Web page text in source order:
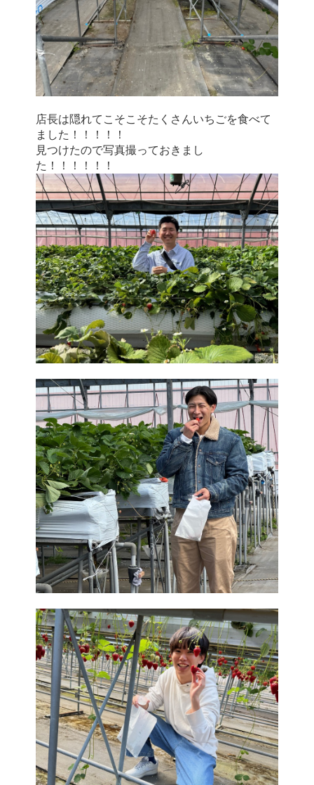
店長は隠れてこそこそたくさんいちごを食べて
ました！！！！！
見つけたので写真撮っておきまし
た！！！！！！